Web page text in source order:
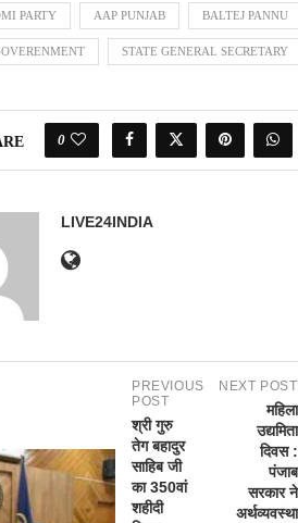
PARTY AAP PUNJAB BALTEJ PANNU
STATE GENERAL SECRETARY
0
LIVE24INDIA
PREVIOUS
POST
श्री गुरु
तेग बहादुर
साहिब जी
का 350वां
शहीदी
NEXT POST
महिला
उद्यमिता
दिवस :
पंजाब
सरकार ने
अर्थव्यवस्था